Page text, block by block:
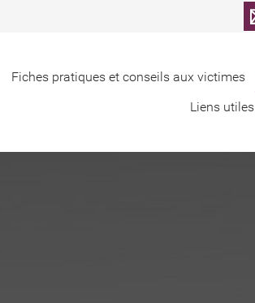
Fiches pratiques et conseils aux victimes
Liens utiles